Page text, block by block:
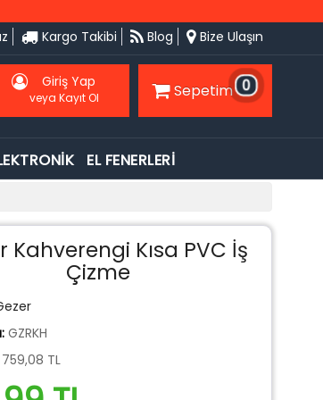
Kargo Takibi Blog Bize Ulaşın
Giriş Yap
veya Kayıt Ol Sepetim 0
EL FENERLERİ
Kahverengi Kısa PVC İş
Çizme
GZRKH
759,08 TL